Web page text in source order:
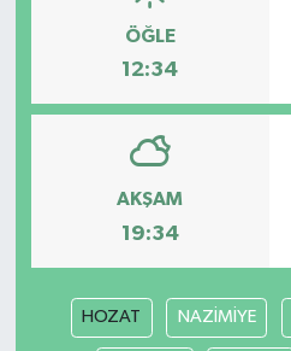
ÖĞLE
12:34
AKŞAM
19:34
HOZAT NAZİMİYE
Yerel Yönetimler
Yurttan